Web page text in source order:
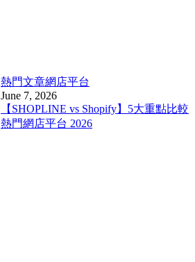
熱門文章網店平台
June 7, 2026
【SHOPLINE vs Shopify】5大重點比較
熱門網店平台 2026